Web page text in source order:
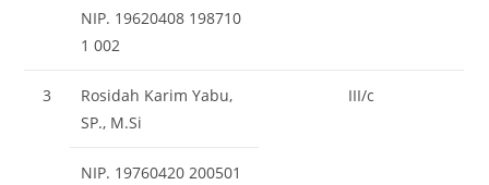
NIP. 19620408 198710
1 002
3
Rosidah Karim Yabu,
SP., M.Si
III/c
NIP. 19760420 200501